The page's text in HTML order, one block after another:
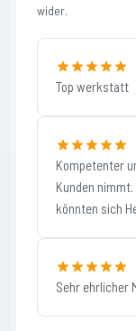
wider.
Top werkstatt
Kompetenter
Kunden
könnten sich
Sehr ehrlicher